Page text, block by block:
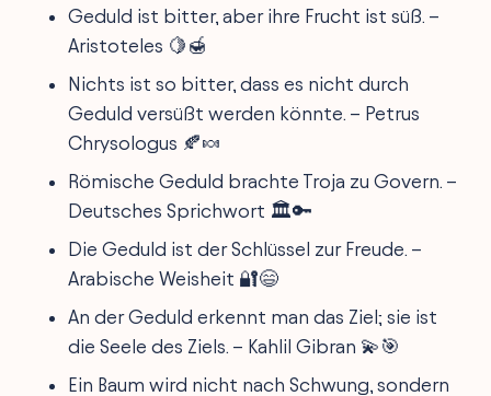
Geduld ist bitter, aber ihre Frucht ist süß. –
Aristoteles 🍋🍯
Nichts ist so bitter, dass es nicht durch
Geduld versüßt werden könnte. – Petrus
Chrysologus 🍂🍬
Römische Geduld brachte Troja zu Govern. –
Deutsches Sprichwort 🏛️🔑
Die Geduld ist der Schlüssel zur Freude. –
Arabische Weisheit 🔐😄
An der Geduld erkennt man das Ziel; sie ist
die Seele des Ziels. – Kahlil Gibran 💫🎯
Ein Baum wird nicht nach Schwung, sondern